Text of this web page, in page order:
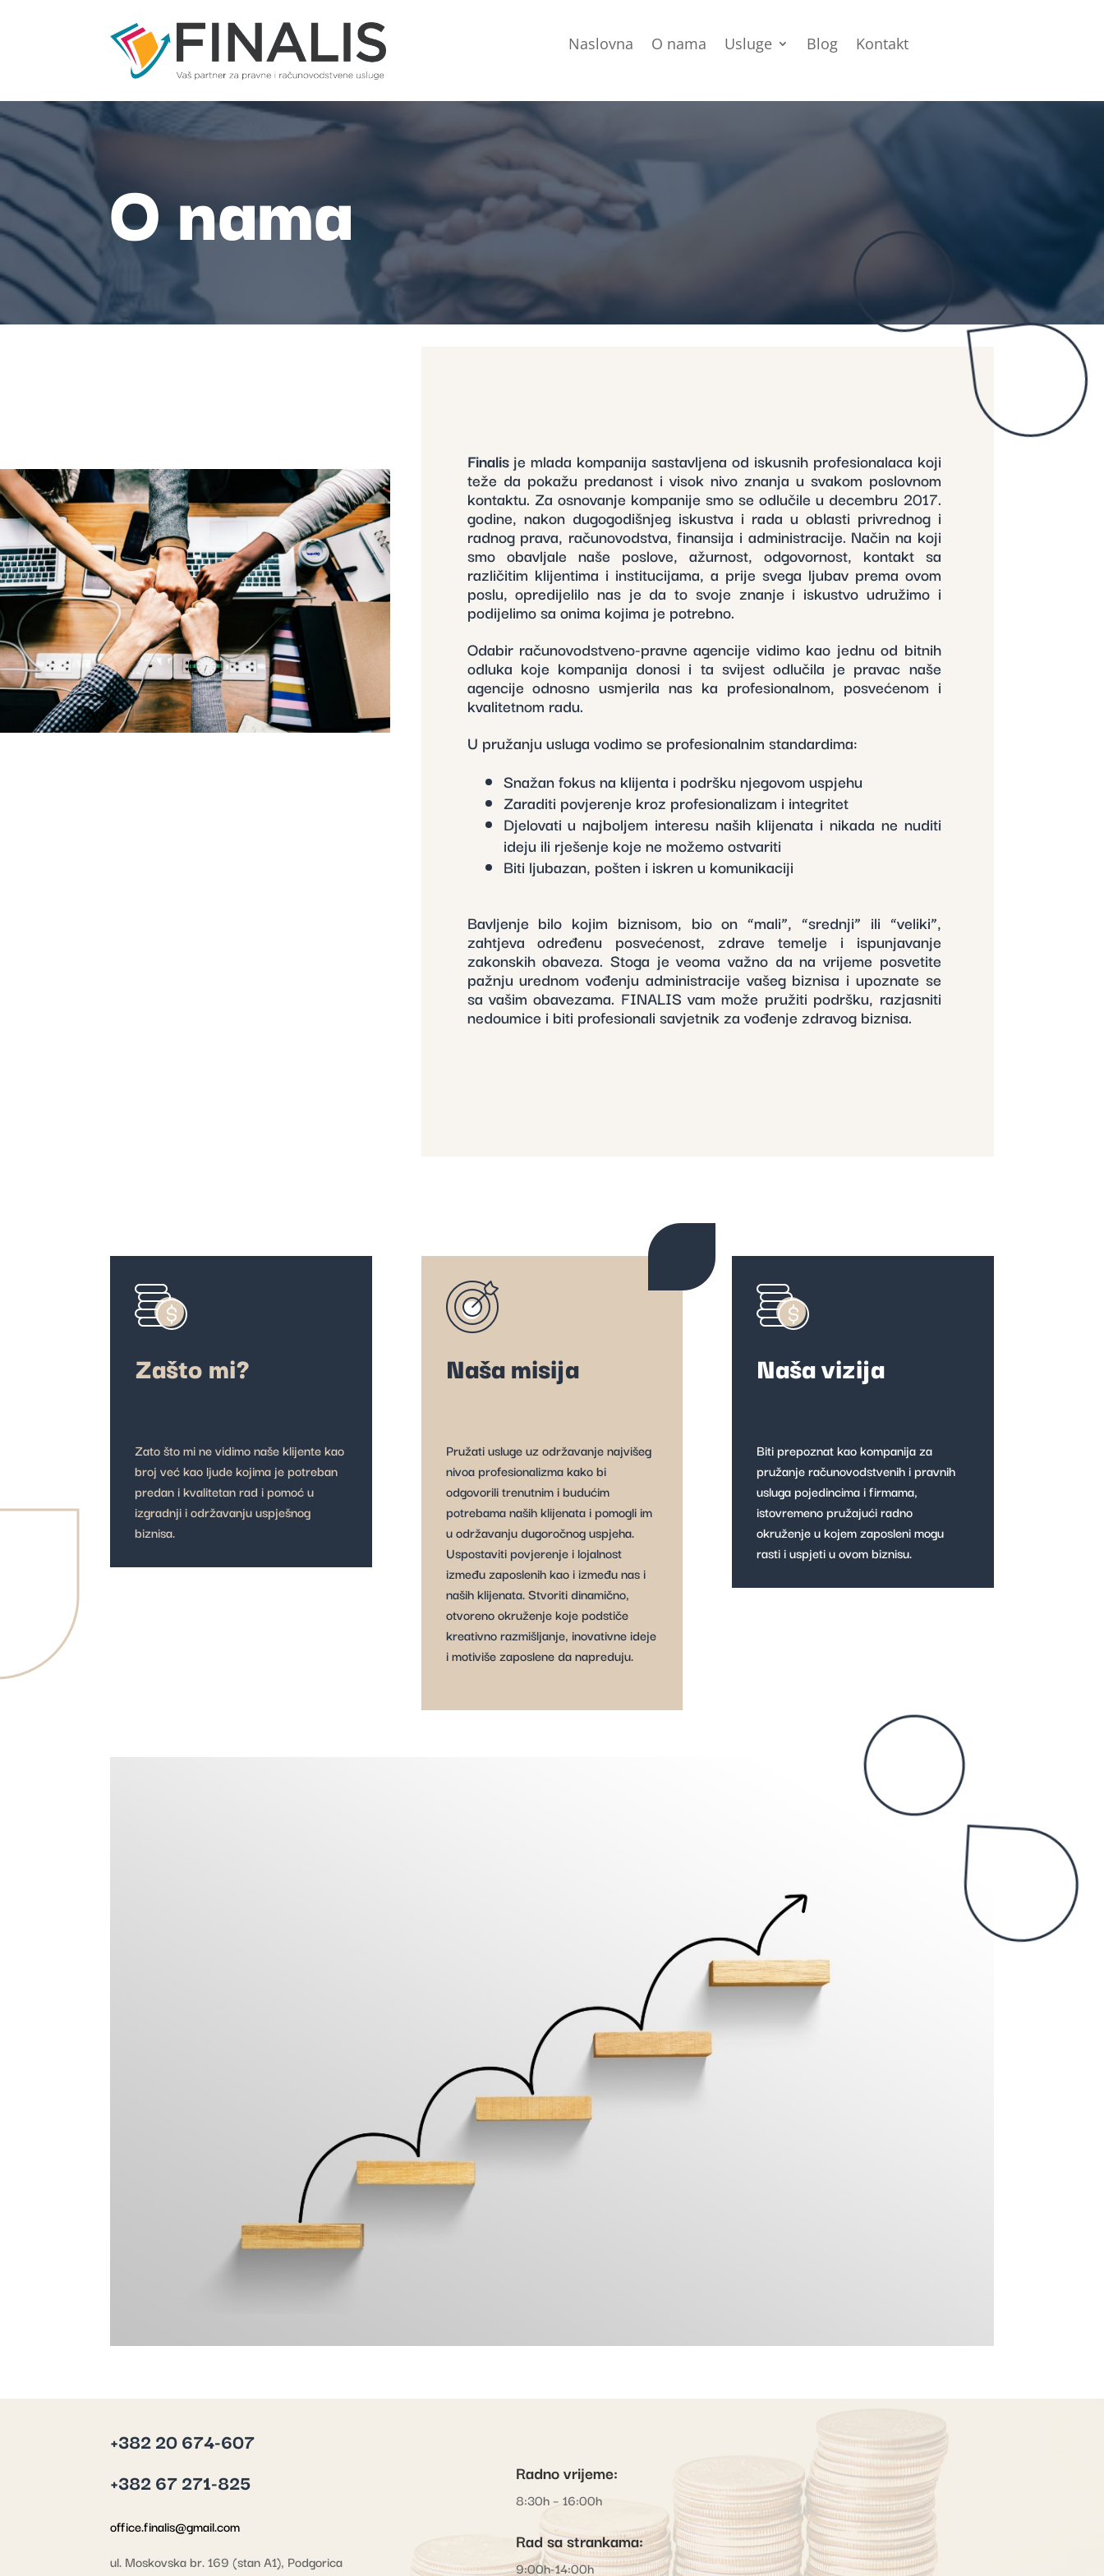
Naslovna O nama Usluge Blog Kontakt
O nama
Finalisje mlada kompanija sastavljena od iskusnih profesionalaca koji
teže da pokažu predanost i visok nivo znanja u svakom poslovnom
kontaktu. Za osnovanje kompanije smo se odlučile u decembru 2017.
godine, nakon dugogodišnjeg iskustva i rada u oblasti privrednog i
radnog prava, računovodstva, finansija i administracije. Način na koji
smo obavljale naše poslove, ažurnost, odgovornost, kontakt sa
različitim klijentima i institucijama, a prije svega ljubav prema ovom
poslu, opredijelilo nas je da to svoje znanje i iskustvo udružimo i
podijelimo sa onima kojima je potrebno.
Odabir računovodstveno-pravne agencije vidimo kao jednu od bitnih
odluka koje kompanija donosi i ta svijest odlučila je pravac naše
agencije odnosno usmjerila nas ka profesionalnom, posvećenom i
kvalitetnom radu.
U pružanju usluga vodimo se profesionalnim standardima:
Snažan fokus na klijenta i podršku njegovom uspjehu
Zaraditi povjerenje kroz profesionalizam i integritet
Djelovati u najboljem interesu naših klijenata i nikada ne nuditi
ideju ili rješenje koje ne možemo ostvariti
Biti ljubazan, pošten i iskren u komunikaciji
Bavljenje bilo kojim biznisom, bio on “mali”, “srednji” ili “veliki”,
zahtjeva određenu posvećenost, zdrave temelje i ispunjavanje
zakonskih obaveza. Stoga je veoma važno da na vrijeme posvetite
pažnju urednom vođenju administracije vašeg biznisa i upoznate se
sa vašim obavezama. FINALIS vam može pružiti podršku, razjasniti
nedoumice i biti profesionali savjetnik za vođenje zdravog biznisa.
Zašto mi?
Zato što mi ne vidimo naše klijente kao
broj već kao ljude kojima je potreban
predan i kvalitetan rad i pomoć u
izgradnji i održavanju uspješnog
biznisa.
Naša misija
Pružati usluge uz održavanje najvišeg
nivoa profesionalizma kako bi
odgovorili trenutnim i budućim
potrebama naših klijenata i pomogli im
u održavanju dugoročnog uspjeha.
Uspostaviti povjerenje i lojalnost
između zaposlenih kao i između nas i
naših klijenata. Stvoriti dinamično,
otvoreno okruženje koje podstiče
kreativno razmišljanje, inovativne ideje
i motiviše zaposlene da napreduju.
Naša vizija
Biti prepoznat kao kompanija za
pružanje računovodstvenih i pravnih
usluga pojedincima i firmama,
istovremeno pružajući radno
okruženje u kojem zaposleni mogu
rasti i uspjeti u ovom biznisu.
+382 20 674-607
+382 67 271-825
office.finalis@gmail.com
ul. Moskovska br. 169 (stan A1), Podgorica
Radno vrijeme:
8:30h – 16:00h
Rad sa strankama:
9:00h-14:00h